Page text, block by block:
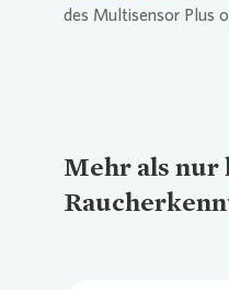
des Multisensor Plus
Mehr als nur